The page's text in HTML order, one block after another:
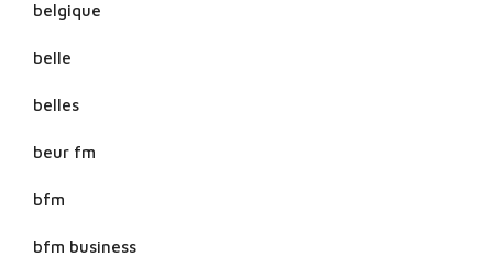
belgique
belle
belles
beur fm
bfm
bfm business